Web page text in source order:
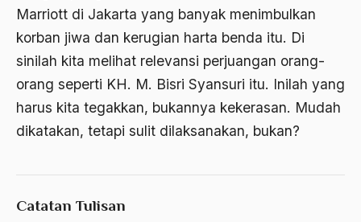
Marriott di Jakarta yang banyak menimbulkan
korban jiwa dan kerugian harta benda itu. Di
sinilah kita melihat relevansi perjuangan orang-
orang seperti KH. M. Bisri Syansuri itu. Inilah yang
harus kita tegakkan, bukannya kekerasan. Mudah
dikatakan, tetapi sulit dilaksanakan, bukan?
Catatan Tulisan
Amien Rais
Amin Iskandar
Amir Syakib Arsalan
Amirn Rais
Anak ibrahim